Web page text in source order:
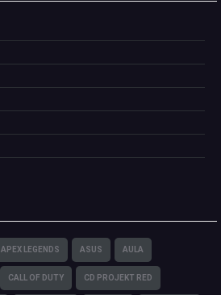
APEX LEGENDS ASUS AULA
CALL OF DUTY CD PROJEKT RED